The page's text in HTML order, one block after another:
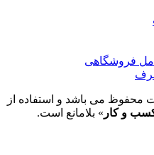
فروشگاهی
محفوظ می باشد و استفاده از
و کار » بلامانع است.